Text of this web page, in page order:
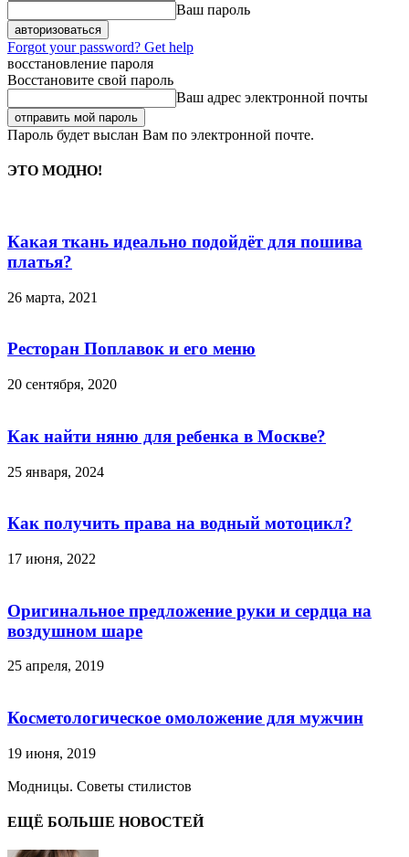
Ваш пароль
Forgot your password? Get help
восстановление пароля
Восстановите свой пароль
Ваш адрес электронной почты
Пароль будет выслан Вам по электронной почте.
ЭТО МОДНО!
Какая ткань идеально подойдёт для пошива
платья?
26 марта, 2021
Ресторан Поплавок и его меню
20 сентября, 2020
Как найти няню для ребенка в Москве?
25 января, 2024
Как получить права на водный мотоцикл?
17 июня, 2022
Оригинальное предложение руки и сердца на
воздушном шаре
25 апреля, 2019
Косметологическое омоложение для мужчин
19 июня, 2019
Модницы. Советы стилистов
ЕЩЁ БОЛЬШЕ НОВОСТЕЙ